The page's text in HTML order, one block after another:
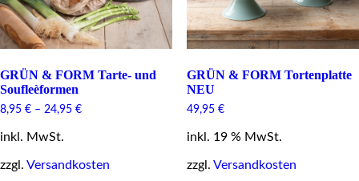
chosen
on
the
page
GRÜN & FORM Tarte- und
Soufleèformen
8,95 € – 24,95 €
inkl. MwSt.
zzgl. Versandkosten
GRÜN & FORM Tortenplatte
NEU
49,95 €
inkl. 19 % MwSt.
zzgl. Versandkosten